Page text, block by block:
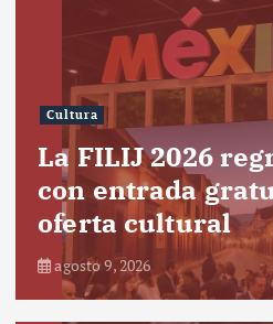
Cultura
La FILIJ 2026
con entrada
oferta cultural
agosto 9, 2026